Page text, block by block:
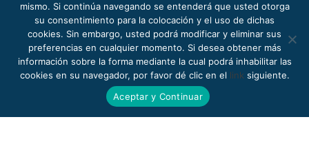
© 2026 Bello, Gallardo, Bonequi y García,
S.C.
Contenido traducido automáticamente. La
precisión puede variar según el idioma.
Pro Bono
Trabaja con nosotros Webmail
mismo. Si continúa navegando se entenderá que usted otorga
su consentimiento para la colocación y el uso de dichas
cookies. Sin embargo, usted podrá modificar y eliminar sus
preferencias en cualquier momento. Si desea obtener más
información sobre la forma mediante la cual podrá inhabilitar las
cookies en su navegador, por favor dé clic en el link siguiente.
Aceptar y Continuar